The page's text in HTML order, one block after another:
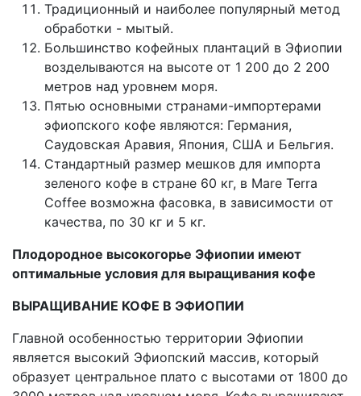
Традиционный и наиболее популярный метод
обработки - мытый.
Большинство кофейных плантаций в Эфиопии
возделываются на высоте от 1 200 до 2 200
метров над уровнем моря.
Пятью основными странами-импортерами
эфиопского кофе являются: Германия,
Саудовская Аравия, Япония, США и Бельгия.
Стандартный размер мешков для импорта
зеленого кофе в стране 60 кг, в Mare Terra
Coffee возможна фасовка, в зависимости от
качества, по 30 кг и 5 кг.
Плодородное высокогорье Эфиопии имеют
оптимальные условия для выращивания кофе
ВЫРАЩИВАНИЕ КОФЕ В ЭФИОПИИ
Главной особенностью территории Эфиопии
является высокий Эфиопский массив, который
образует центральное плато с высотами от 1800 до